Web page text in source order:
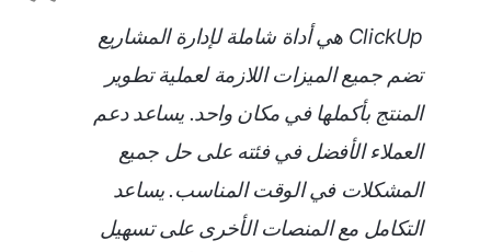
ClickUp هي أداة شاملة لإدارة المشاريع
تضم جميع الميزات اللازمة لعملية تطوير
المنتج بأكملها في مكان واحد. يساعد دعم
العملاء الأفضل في فئته على حل جميع
المشكلات في الوقت المناسب. يساعد
التكامل مع المنصات الأخرى على تسهيل